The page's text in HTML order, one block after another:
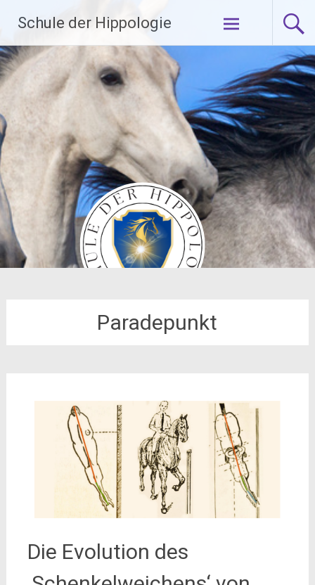
Inhalt
springen
Schule der Hippologie
Paradepunkt
Die Evolution des